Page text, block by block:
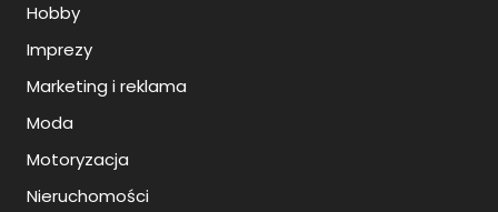
Hobby
Imprezy
Marketing i reklama
Moda
Motoryzacja
Nieruchomości